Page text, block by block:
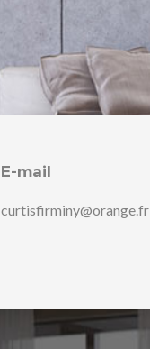
E-mail
curtisfirminy@orange.fr